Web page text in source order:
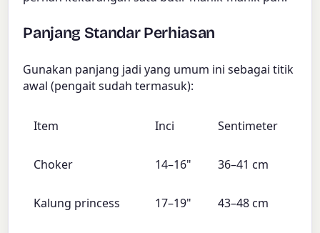
Panjang Standar Perhiasan
Gunakan panjang jadi yang umum ini sebagai titik
awal (pengait sudah termasuk):
Item Inci Sentimeter
Choker 14–16" 36–41 cm
Kalung princess 17–19" 43–48 cm